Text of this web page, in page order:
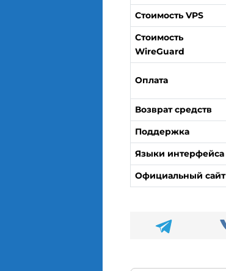
Стоимость VPS
Стоимость
WireGuard
Оплата
Возврат средств
Поддержка
Языки интерфейса
Официальный сайт